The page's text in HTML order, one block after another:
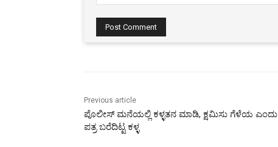
Previous article
ಪೊಲೀಸ್ ಮನೆಯಲ್ಲಿ ಕಳ್ಳತನ ಮಾಡಿ, ಕ್ಷಮಿಸು ಗೆಳೆಯ ಎಂದು
ಪತ್ರ ಬರೆದಿಟ್ಟ ಕಳ್ಳ